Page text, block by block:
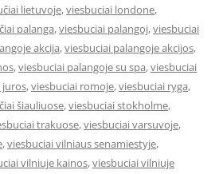
lietuvoje,viesbuciai londone,
palanga,viesbuciai palangoj,viesbuciai
akcija,viesbuciai palangoje akcijos,
,viesbuciai palangoje su spa,viesbuciai
juros,viesbuciai romoje,viesbuciai ryga,
šiauliuose,viesbuciai stokholme,
trakuose,viesbuciai varsuvoje,
,viesbuciai vilniaus senamiestyje,
vilniuje kainos,viesbuciai vilniuje